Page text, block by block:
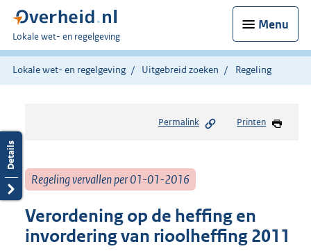
Menu
U
bent
hier:
Lokale wet- en regelgeving
Lokale wet- en regelgeving Uitgebreid zoeken Regeling
Permalink Printen
Regeling vervallen per 01-01-2016
Verordening op de heffing en
invordering van rioolheffing 2011